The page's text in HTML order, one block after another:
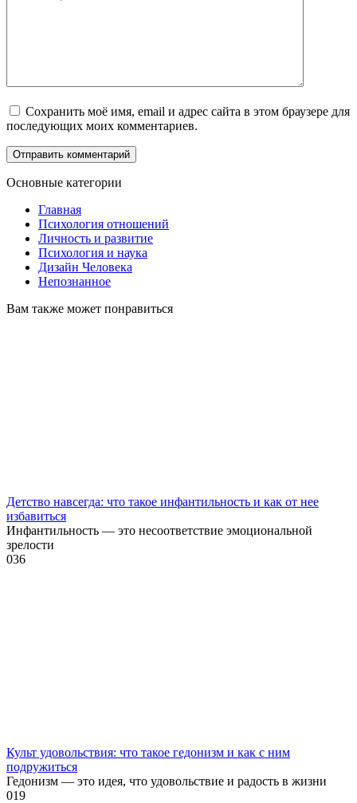
Сохранить моё имя, email и адрес сайта в этом браузере для
последующих моих комментариев.
Основные категории
Главная
Психология отношений
Личность и развитие
Психология и наука
Дизайн Человека
Непознанное
Вам также может понравиться
Детство навсегда: что такое инфантильность и как от нее
избавиться
Инфантильность — это несоответствие эмоциональной
зрелости
036
Культ удовольствия: что такое гедонизм и как с ним
подружиться
Гедонизм — это идея, что удовольствие и радость в жизни
019